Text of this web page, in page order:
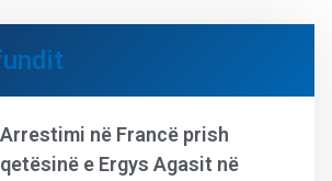
Arrestimi në Francë prish
qetësinë e Ergys Agasit në